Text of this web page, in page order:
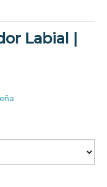
Labial |